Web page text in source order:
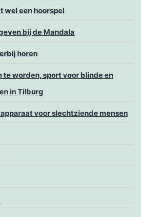
wel een hoorspel
bij de Mandala
horen
te worden, sport voor blinde en
in Tilburg
voor slechtziende mensen